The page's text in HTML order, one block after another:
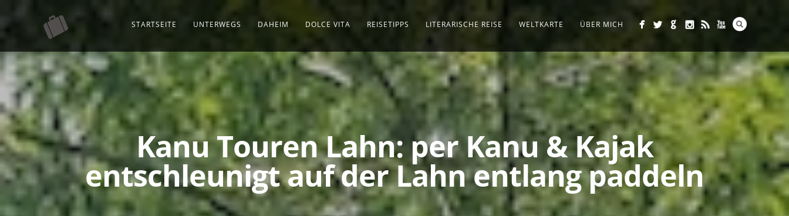
STARTSEITE UNTERWEGS DAHEIM DOLCE VITA REISETIPPS LITERARISCHE REISE WELTKARTE ÜBER MICH
Kanu Touren Lahn: per Kanu & Kajak
entschleunigt auf der Lahn entlang paddeln